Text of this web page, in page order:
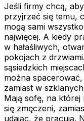
Jeśli firmy chcą,
przyjrzeć się temu,
mogą sami
najwięcej. A kiedy
w hałaśliwych,
pokojach z
sąsiedzkich
można
zamiast w
Mają sofę, na której
się zmęczeni,
udając, że pracują.